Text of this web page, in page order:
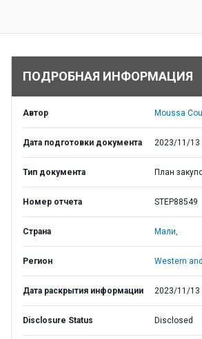
ПОДРОБНАЯ ИНФОРМАЦИЯ
Автор Moussa
Дата подготовки документа 2023/11/13
Тип документа План
Номер отчета STEP88549
Страна Мали,
Регион Western
Дата раскрытия информации 2023/11/13
Disclosure Status Disclosed